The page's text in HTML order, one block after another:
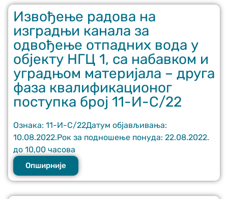
Извођење радова на
изградњи канала за
одвођење отпадних вода у
објекту НГЦ 1, са набавком и
уградњом материјала – друга
фаза квалификационог
поступка број 11-И-С/22
Ознака: 11-И-С/22Датум објављивања:
10.08.2022.Рок за подношење понуда: 22.08.2022.
до 10,00 часова
Опширније